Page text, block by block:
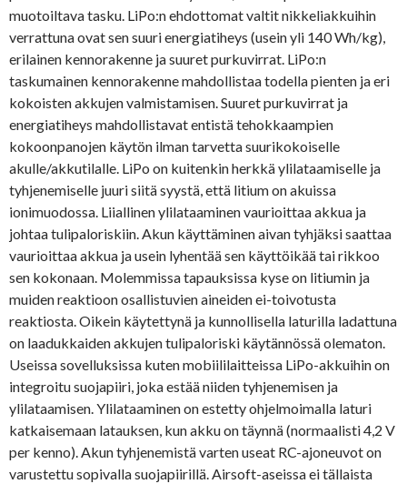
muotoiltava tasku. LiPo:n ehdottomat valtit nikkeliakkuihin
verrattuna ovat sen suuri energiatiheys (usein yli 140 Wh/kg),
erilainen kennorakenne ja suuret purkuvirrat. LiPo:n
taskumainen kennorakenne mahdollistaa todella pienten ja eri
kokoisten akkujen valmistamisen. Suuret purkuvirrat ja
energiatiheys mahdollistavat entistä tehokkaampien
kokoonpanojen käytön ilman tarvetta suurikokoiselle
akulle/akkutilalle. LiPo on kuitenkin herkkä ylilataamiselle ja
tyhjenemiselle juuri siitä syystä, että litium on akuissa
ionimuodossa. Liiallinen ylilataaminen vaurioittaa akkua ja
johtaa tulipaloriskiin. Akun käyttäminen aivan tyhjäksi saattaa
vaurioittaa akkua ja usein lyhentää sen käyttöikää tai rikkoo
sen kokonaan. Molemmissa tapauksissa kyse on litiumin ja
muiden reaktioon osallistuvien aineiden ei-toivotusta
reaktiosta. Oikein käytettynä ja kunnollisella laturilla ladattuna
on laadukkaiden akkujen tulipaloriski käytännössä olematon.
Useissa sovelluksissa kuten mobiililaitteissa LiPo-akkuihin on
integroitu suojapiiri, joka estää niiden tyhjenemisen ja
ylilataamisen. Ylilataaminen on estetty ohjelmoimalla laturi
katkaisemaan latauksen, kun akku on täynnä (normaalisti 4,2 V
per kenno). Akun tyhjenemistä varten useat RC-ajoneuvot on
varustettu sopivalla suojapiirillä. Airsoft-aseissa ei tällaista